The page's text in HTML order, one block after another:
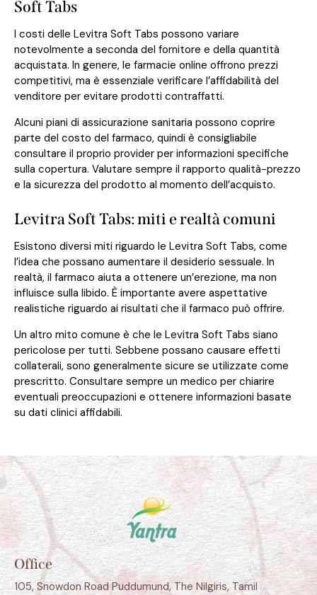
Soft Tabs
I costi delle Levitra Soft Tabs possono variare
notevolmente a seconda del fornitore e della quantità
acquistata. In genere, le farmacie online offrono prezzi
competitivi, ma è essenziale verificare l’affidabilità del
venditore per evitare prodotti contraffatti.
Alcuni piani di assicurazione sanitaria possono coprire
parte del costo del farmaco, quindi è consigliabile
consultare il proprio provider per informazioni specifiche
sulla copertura. Valutare sempre il rapporto qualità-prezzo
e la sicurezza del prodotto al momento dell’acquisto.
Levitra Soft Tabs: miti e realtà comuni
Esistono diversi miti riguardo le Levitra Soft Tabs, come
l’idea che possano aumentare il desiderio sessuale. In
realtà, il farmaco aiuta a ottenere un’erezione, ma non
influisce sulla libido. È importante avere aspettative
realistiche riguardo ai risultati che il farmaco può offrire.
Un altro mito comune è che le Levitra Soft Tabs siano
pericolose per tutti. Sebbene possano causare effetti
collaterali, sono generalmente sicure se utilizzate come
prescritto. Consultare sempre un medico per chiarire
eventuali preoccupazioni e ottenere informazioni basate
su dati clinici affidabili.
Office
105, Snowdon Road Puddumund, The Nilgiris, Tamil